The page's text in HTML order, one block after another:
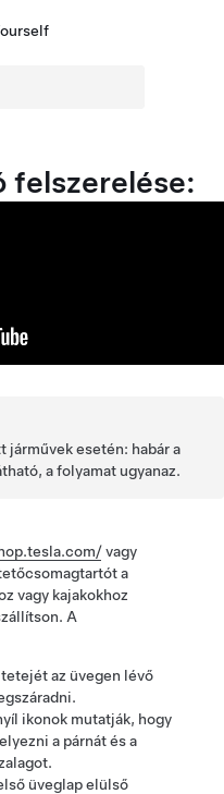
felszerelése:
járművek esetén: habár a
a folyamat ugyanaz.
vagy
a
vagy kajakokhoz
A
az üvegen lévő
ikonok mutatják, hogy
a párnát és a
üveglap elülső